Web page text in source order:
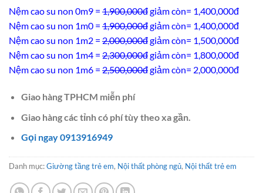
Nệm cao su non 0m9 = 1,900,000đgiảm còn= 1,400,000đ
Nệm cao su non 1m0 = 1,900,000đgiảm còn= 1,400,000đ
Nệm cao su non 1m2 = 2,000,000đgiảm còn= 1,500,000đ
Nệm cao su non 1m4 = 2,300,000đgiảm còn= 1,800,000đ
Nệm cao su non 1m6 = 2,500,000đgiảm còn= 2,000,000đ
Giao hàng TPHCM miễn phí
Giao hàng các tỉnh có phí tùy theo xa gần.
Gọi ngay 0913916949
Danh mục:Giường tầng trẻ em, Nội thất phòng ngủ, Nội thất trẻ em